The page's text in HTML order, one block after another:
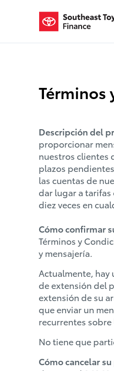
Mensajes de texto
Términos
Descripción del
proporcionar
nuestros clientes
plazos
las cuentas de
dar lugar a tarifas
diez veces en
Cómo confirmar
Términos y
y mensajería.
Actualmente, hay
de extensión del
extensión de su
que enviar un
recurrentes
No tiene que
Cómo cancelar